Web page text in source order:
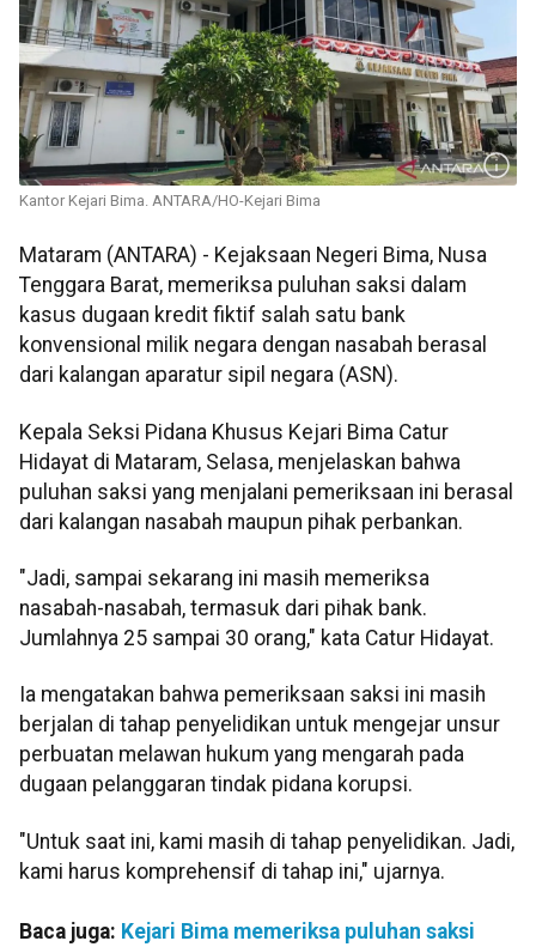
Kantor Kejari Bima. ANTARA/HO-Kejari Bima
Mataram (ANTARA) - Kejaksaan Negeri Bima, Nusa
Tenggara Barat, memeriksa puluhan saksi dalam
kasus dugaan kredit fiktif salah satu bank
konvensional milik negara dengan nasabah berasal
dari kalangan aparatur sipil negara (ASN).
Kepala Seksi Pidana Khusus Kejari Bima Catur
Hidayat di Mataram, Selasa, menjelaskan bahwa
puluhan saksi yang menjalani pemeriksaan ini berasal
dari kalangan nasabah maupun pihak perbankan.
"Jadi, sampai sekarang ini masih memeriksa
nasabah-nasabah, termasuk dari pihak bank.
Jumlahnya 25 sampai 30 orang," kata Catur Hidayat.
Ia mengatakan bahwa pemeriksaan saksi ini masih
berjalan di tahap penyelidikan untuk mengejar unsur
perbuatan melawan hukum yang mengarah pada
dugaan pelanggaran tindak pidana korupsi.
"Untuk saat ini, kami masih di tahap penyelidikan. Jadi,
kami harus komprehensif di tahap ini," ujarnya.
Baca juga: Kejari Bima memeriksa puluhan saksi